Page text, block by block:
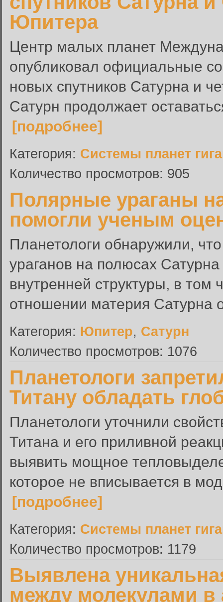
Юпитера
Центр малых планет
опубликовал официальные
новых спутников Сатурна и
Сатурн продолжает
[подробнее]
Категория: Системы планет
Количество просмотров: 905
Полярные ураганы
помогли ученым
Планетологи обнаружили,
ураганов на полюсах
внутренней структуры, в том
отношении материя Сатурна
Категория: Юпитер, Сатурн
Количество просмотров: 1076
Планетологи
Титану обладать
Планетологи уточнили
Титана и его приливной
выявить мощное
которое не вписывается в
[подробнее]
Категория: Системы планет
Количество просмотров: 1179
Выявлена
между молекулами в